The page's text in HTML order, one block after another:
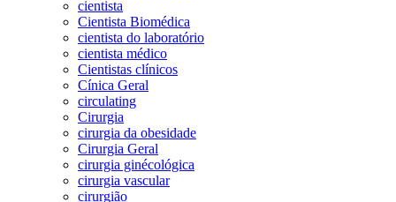
cientista
Cientista Biomédica
cientista do laboratório
cientista médico
Cientistas clínicos
Cínica Geral
circulating
Cirurgia
cirurgia da obesidade
Cirurgia Geral
cirurgia ginécológica
cirurgia vascular
cirurgião